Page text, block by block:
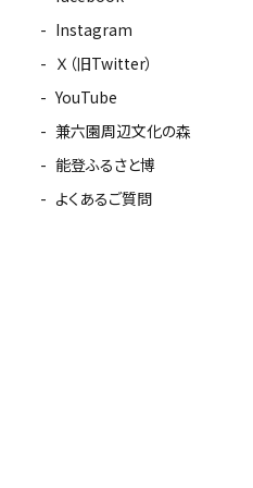
Instagram
Ｘ（旧Twitter）
YouTube
兼六園周辺文化の森
能登ふるさと博
よくあるご質問